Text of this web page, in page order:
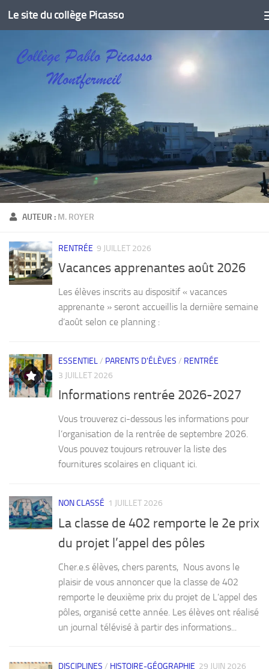
Skip to content
Le site du collège Picasso
AUTEUR : M. ROYER
RENTRÉE 9 JUILLET 2026
Vacances apprenantes août 2026
Les élèves inscrits au dispositif « vacances
apprenante » seront accueillis la dernière semaine
d’août selon ce planning :
ESSENTIEL/ PARENTS D'ÉLÈVES / RENTRÉE
3 JUILLET 2026
Informations rentrée 2026-2027
Vous trouverez ci-dessous les informations pour
l’organisation de la rentrée de septembre 2026.
Vous pouvez toujours retrouver la liste des
fournitures scolaires en cliquant ici.
NON CLASSÉ 1 JUILLET 2026
La classe de 402 remporte le 2e prix
du projet l’appel des pôles
Cher.e.s élèves, chers parents, Nous avons le
plaisir de vous annoncer que la classe de 402
remporte le deuxième prix du projet de L’appel des
pôles, organisé cette année. Les élèves ont réalisé
un journal télévisé à partir des informations...
DISCIPLINES / HISTOIRE-GÉOGRAPHIE 29 JUIN 2026